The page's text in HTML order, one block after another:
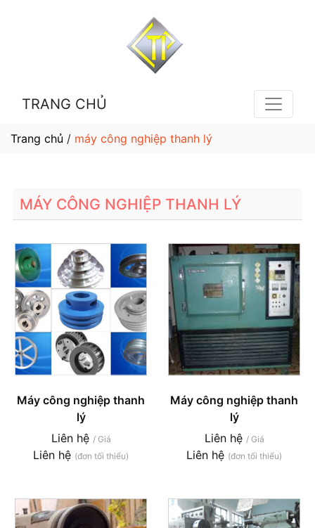
TRANG CHỦ
Trang chủ / máy công nghiệp thanh lý
MÁY CÔNG NGHIỆP THANH LÝ
Máy công nghiệp thanh
lý
Liên hệ / Giá
Liên hệ (đơn tối thiểu)
Máy công nghiệp thanh
lý
Liên hệ / Giá
Liên hệ (đơn tối thiểu)